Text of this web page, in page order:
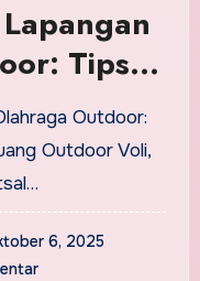
Tips
Futsal
Outdoor Voli,
6, 2025